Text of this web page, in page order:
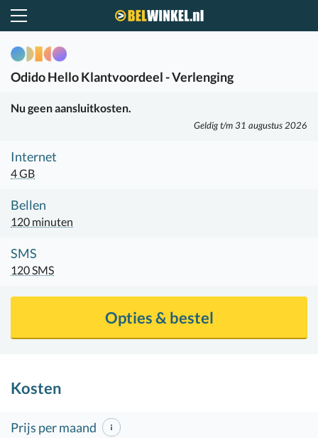
OdidoHello Klantvoordeel - Verlenging
Nu geen aansluitkosten.
Geldig t/m 31 augustus 2026
Internet
4 GB
Bellen
120 minuten
SMS
120 SMS
Opties & bestel
Kosten
Prijs per maand